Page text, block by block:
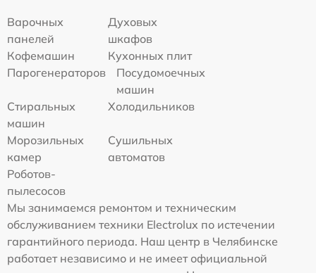
Варочных
панелей
Духовых
шкафов
Кофемашин
Кухонных плит
Парогенераторов
Посудомоечных
машин
Стиральных
машин
Холодильников
Морозильных
камер
Сушильных
автоматов
Роботов-
пылесосов
Мы занимаемся ремонтом и техническим
обслуживанием техники Electrolux по истечении
гарантийного периода. Наш центр в Челябинске
работает независимо и не имеет официальной